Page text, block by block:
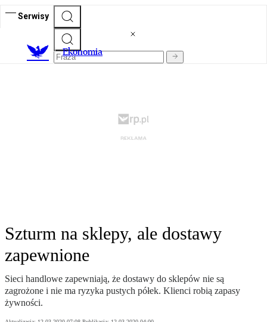
Serwisy
Ekonomia
Szturm na sklepy, ale dostawy
zapewnione
Sieci handlowe zapewniają, że dostawy do sklepów nie są
zagrożone i nie ma ryzyka pustych półek. Klienci robią zapasy
żywności.